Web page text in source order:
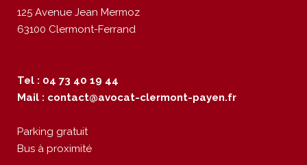
125 Avenue Jean Mermoz
63100 Clermont-Ferrand
Tel : 04 73 40 19 44
Mail : contact@avocat-clermont-payen.fr
Parking gratuit
Bus à proximité